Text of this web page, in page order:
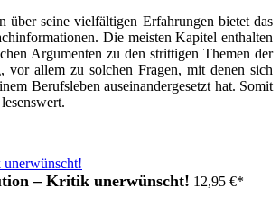
über seine vielfältigen Erfahrungen bietet das
Die meisten Kapitel enthalten
Argumenten zu den strittigen Themen der
vor allem zu solchen Fragen, mit denen sich
Berufsleben auseinandergesetzt hat. Somit
– Kritik unerwünscht! 12,95 €*